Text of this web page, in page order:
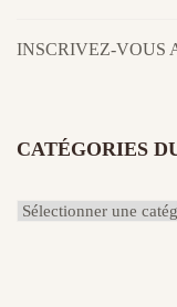
INSCRIVEZ-VOUS
CATÉGORIES
Catégories